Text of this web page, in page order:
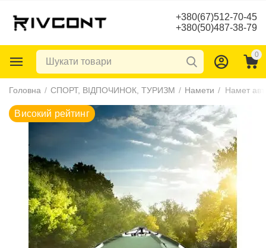
+380(67)512-70-45
+380(50)487-38-79
0
Головна / СПОРТ, ВІДПОЧИНОК, ТУРИЗМ / Намети / Намет